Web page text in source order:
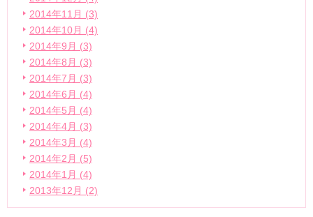
2014年11月 (3)
2014年10月 (4)
2014年9月 (3)
2014年8月 (3)
2014年7月 (3)
2014年6月 (4)
2014年5月 (4)
2014年4月 (3)
2014年3月 (4)
2014年2月 (5)
2014年1月 (4)
2013年12月 (2)